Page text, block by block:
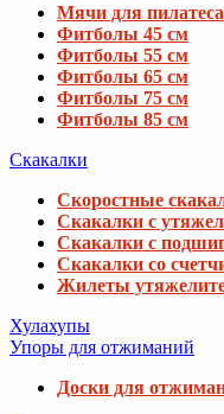
Мячи для пилатеса
Фитболы 45 см
Фитболы 55 см
Фитболы 65 см
Фитболы 75 см
Фитболы 85 см
Скакалки
Скоростные
Скакалки с
Скакалки с
Скакалки со
Жилеты
Хулахупы
Упоры для отжиманий
Доски для